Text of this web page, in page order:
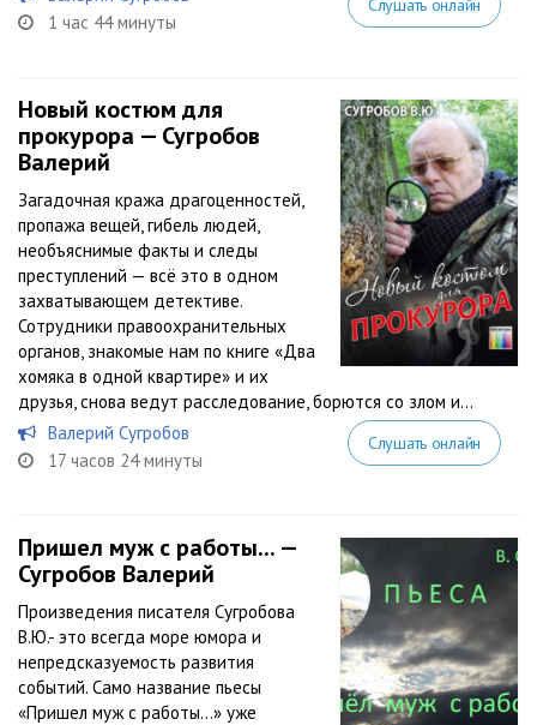
1 час 44 минуты
Слушать онлайн
Новый костюм для
прокурора — Сугробов
Валерий
Загадочная кража драгоценностей,
пропажа вещей, гибель людей,
необъяснимые факты и следы
преступлений — всё это в одном
захватывающем детективе.
Сотрудники правоохранительных
органов, знакомые нам по книге «Два
хомяка в одной квартире» и их
друзья, снова ведут расследование, борются со злом и...
Валерий Сугробов
17 часов 24 минуты
Слушать онлайн
Пришел муж с работы... —
Сугробов Валерий
Произведения писателя Сугробова
В.Ю.- это всегда море юмора и
непредсказуемость развития
событий. Само название пьесы
«Пришел муж с работы...» уже